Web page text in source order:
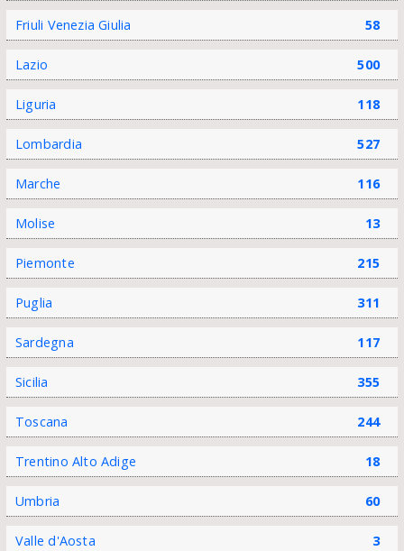
Friuli Venezia Giulia 58
Lazio 500
Liguria 118
Lombardia 527
Marche 116
Molise 13
Piemonte 215
Puglia 311
Sardegna 117
Sicilia 355
Toscana 244
Trentino Alto Adige 18
Umbria 60
Valle d'Aosta 3